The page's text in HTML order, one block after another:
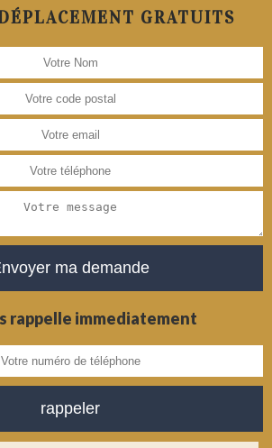
GRATUITS
rappelle immediatement